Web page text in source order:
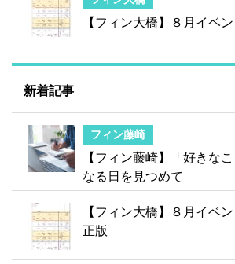
【フィン大橋】８月イベ
新着記事
フィン藤崎
【フィン藤崎】「好きな
なる日を見つめて
【フィン大橋】８月イベ
正版